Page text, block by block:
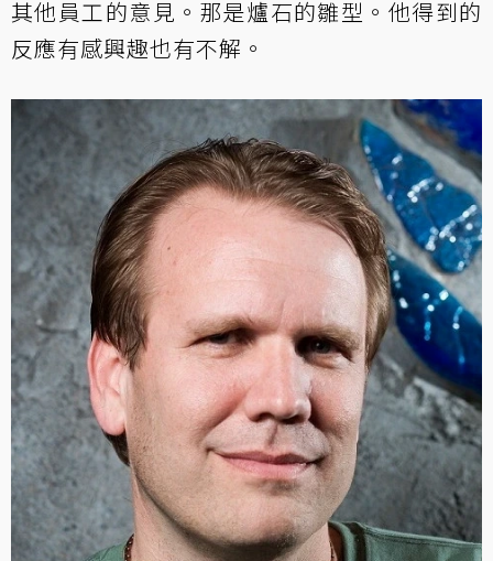
其他員工的意見。那是爐石的雛型。他得到的
反應有感興趣也有不解。